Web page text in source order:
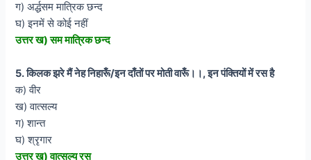
ग) अर्द्धसम मात्रिक छन्द
घ) इनमें से कोई नहीं
उत्तर ख) सम मात्रिक छन्द
5. किलक झरे मैं नेह निहारूँ/इन दाँतों पर मोती वारूँ।।, इन पंक्तियों में रस है
क) वीर
ख) वात्सल्य
ग) शान्त
घ) श्रृगार
उत्तर ख) वात्सल्य रस